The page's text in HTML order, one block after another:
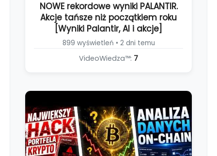
NOWE rekordowe wyniki PALANTIR.
Akcje tańsze niż początkiem roku
[Wyniki Palantir, AI i akcje]
899 wyświetleń • 2 dni temu
VideoWiedza™: 7